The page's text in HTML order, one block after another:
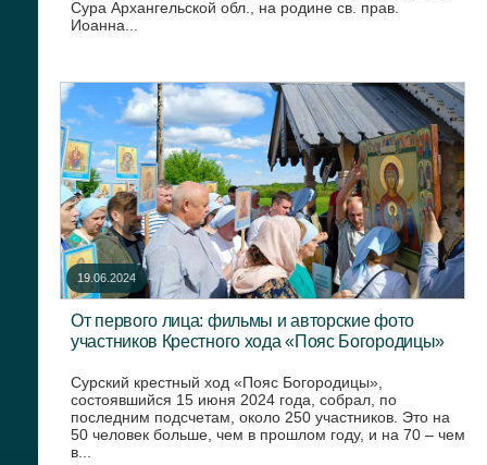
Сура Архангельской обл., на родине св. прав.
Иоанна...
19.06.2024
От первого лица: фильмы и авторские фото
участников Крестного хода «Пояс Богородицы»
Сурский крестный ход «Пояс Богородицы»,
состоявшийся 15 июня 2024 года, собрал, по
последним подсчетам, около 250 участников. Это на
50 человек больше, чем в прошлом году, и на 70 – чем
в...